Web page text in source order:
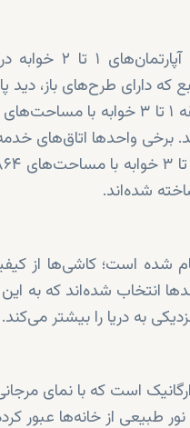
بالا و از جمله
واحدها اتاق‌های خدمه
شده‌اند.
است؛ کاشی‌ها از کیفیت
انتخاب شده‌اند که به
به دریا را بیشتر می‌کند.
است که با نمای
طبیعی از خانه‌ها عبور